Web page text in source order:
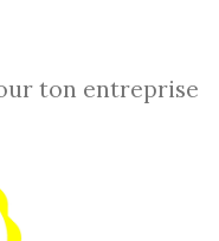
ton entreprise